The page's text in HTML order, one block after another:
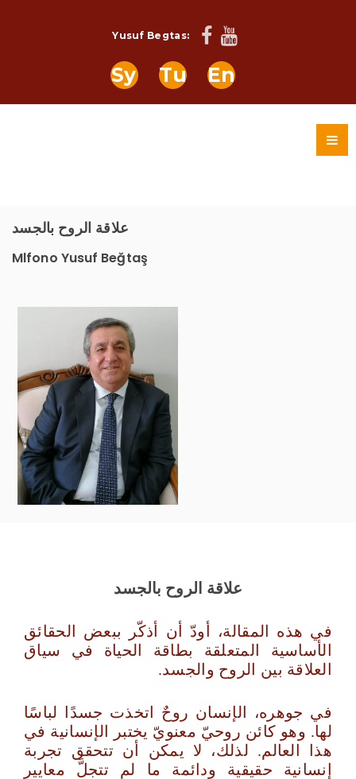
Yusuf Begtas:
Sy Tu En
علاقة الروح بالجسد
Mlfono Yusuf Beğtaş
علاقة الروح بالجسد
في هذه المقالة، أودّ أن أذكّر ببعض الحقائق
الأساسية المتعلقة بطاقة الحياة في سياق
العلاقة بين الروح والجسد.
في جوهره، الإنسان روحٌ اتخذت جسدًا لباسًا
لها. وهو كائن روحيّ معنويّ يختبر الإنسانية في
هذا العالم. لذلك، لا يمكن أن تتحقق تجربة
إنسانية حقيقية ودائمة ما لم تتجلَّ معايير